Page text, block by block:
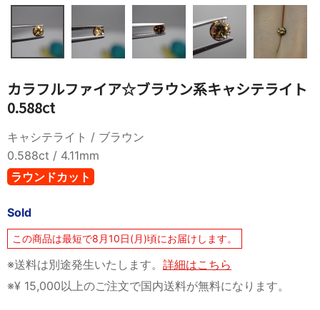
カラフルファイア☆ブラウン系キャシテライト
0.588ct
キャシテライト / ブラウン
0.588ct / 4.11mm
ラウンドカット
Sold
この商品は最短で8月10日(月)頃にお届けします。
※送料は別途発生いたします。 詳細はこちら
※¥ 15,000以上のご注文で国内送料が無料になります。